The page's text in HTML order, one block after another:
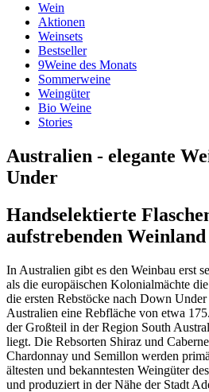
Wein
Aktionen
Weinsets
Bestseller
9Weine des Monats
Sommerweine
Weingüter
Bio Weine
Stories
Australien - elegante
Under
Handselektierte
aufstrebenden Weinland
In Australien gibt es den Weinbau erst
als die europäischen Kolonialmächte
die ersten Rebstöcke nach Down
Australien eine Rebfläche von etwa
der Großteil in der Region South
liegt. Die Rebsorten Shiraz und
Chardonnay und Semillon werden
ältesten und bekanntesten Weingüter
und produziert in der Nähe der Stadt